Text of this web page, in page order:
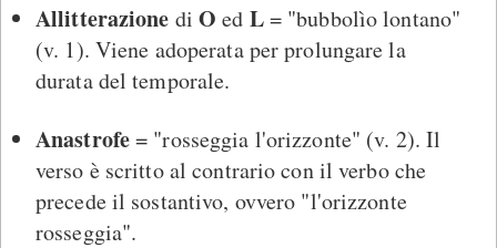
Allitterazione diO ed L= "bubbolìo lontano"
(v. 1). Viene adoperata per prolungare la
durata del temporale.
Anastrofe= "rosseggia l'orizzonte" (v. 2). Il
verso è scritto al contrario con il verbo che
precede il sostantivo, ovvero "l'orizzonte
rosseggia".